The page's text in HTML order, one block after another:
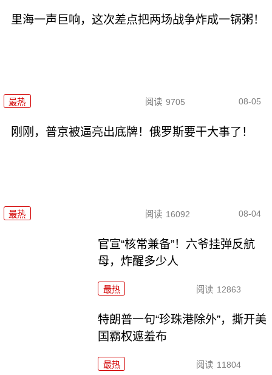
里海一声巨响，这次差点把两场战争炸成一锅粥！
最热 阅读 9705 08-05
刚刚，普京被逼亮出底牌！俄罗斯要干大事了！
最热 阅读 16092 08-04
官宣“核常兼备”！六爷挂弹反航
母，炸醒多少人
最热 阅读 12863
特朗普一句“珍珠港除外”，撕开美
国霸权遮羞布
最热 阅读 11804